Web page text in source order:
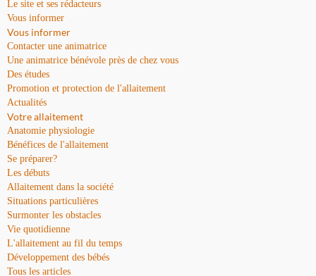
Le site et ses rédacteurs
Vous informer
Vous informer
Contacter une animatrice
Une animatrice bénévole près de chez vous
Des études
Promotion et protection de l'allaitement
Actualités
Votre allaitement
Anatomie physiologie
Bénéfices de l'allaitement
Se préparer?
Les débuts
Allaitement dans la société
Situations particulières
Surmonter les obstacles
Vie quotidienne
L'allaitement au fil du temps
Développement des bébés
Tous les articles